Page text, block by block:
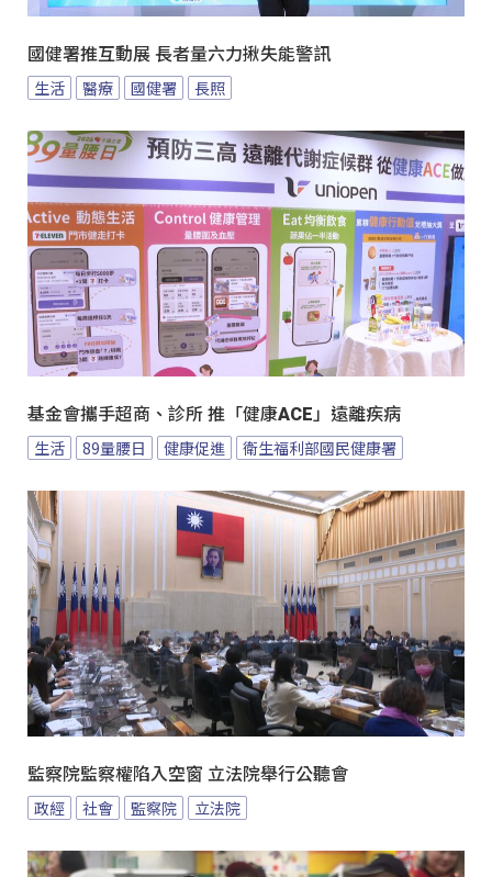
國健署推互動展 長者量六力揪失能警訊
生活 醫療 國健署 長照
基金會攜手超商、診所 推「健康ACE」遠離疾病
生活 89量腰日 健康促進 衛生福利部國民健康署
監察院監察權陷入空窗 立法院舉行公聽會
政經 社會 監察院 立法院